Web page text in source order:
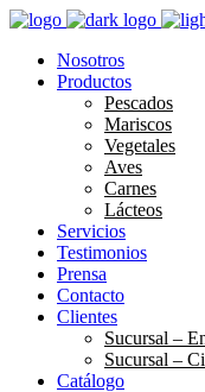
Nosotros
Productos
Pescados
Mariscos
Vegetales
Aves
Carnes
Lácteos
Servicios
Testimonios
Prensa
Contacto
Clientes
Sucursal –
Sucursal –
Catálogo